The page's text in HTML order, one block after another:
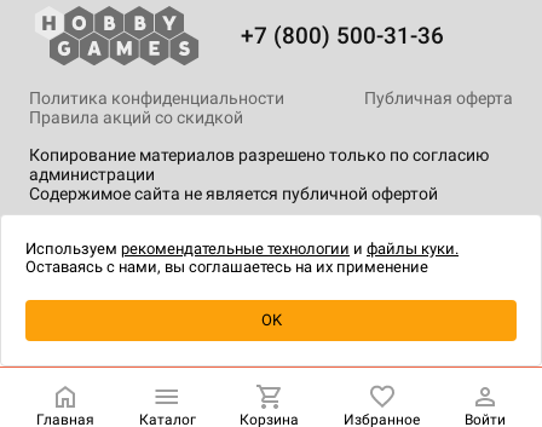
Уведомить о наличии
+7 (800) 500-31-36
Копирование материалов разрешено только по согласию
администрации
Содержимое сайта не является публичной офертой
Политика конфиденциальности
Публичная оферта
Правила акций со скидкой
технологии.
Главная Каталог Корзина Избранное Войти
Используем рекомендательные технологии и файлы куки.
Оставаясь с нами, вы соглашаетесь на их применение
OK